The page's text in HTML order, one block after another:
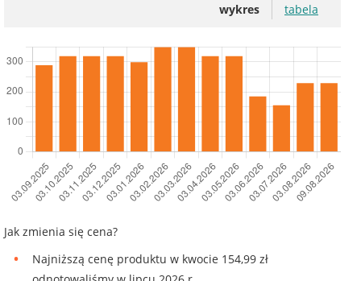
wykres tabela
Jak zmienia się cena?
Najniższą cenę produktu w kwocie 154,99 zł